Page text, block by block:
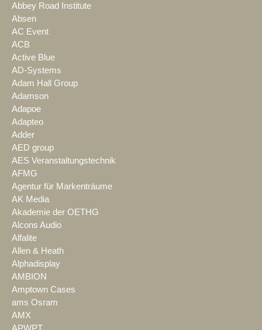
Abbey Road Institute
Absen
AC Event
ACB
Active Blue
AD-Systems
Adam Hall Group
Adamson
Adapoe
Adapteo
Adder
AED group
AES Veranstaltungstechnik
AFMG
Agentur für Markenträume
AK Media
Akademie der OETHG
Alcons Audio
Alfalite
Allen & Heath
Alphadisplay
AMBION
Amptown Cases
ams Osram
AMX